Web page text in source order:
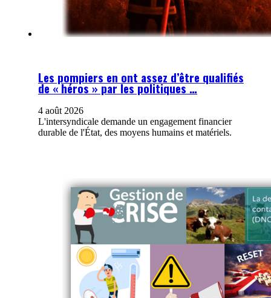
Les pompiers en ont assez d’être qualifiés
de « héros » par les politiques …
4 août 2026
L'intersyndicale demande un engagement financier
durable de l'État, des moyens humains et matériels.